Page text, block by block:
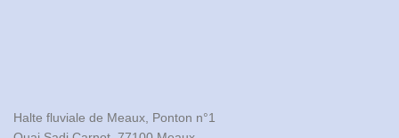
Halte fluviale de Meaux, Ponton n°1